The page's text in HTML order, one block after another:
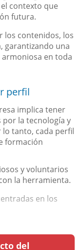
contexto que
futura.
los contenidos, los
garantizando una
en toda
perfil
implica tener
por la tecnología y
lo tanto, cada perfil
formación
y voluntarios
la herramienta.
en los
del